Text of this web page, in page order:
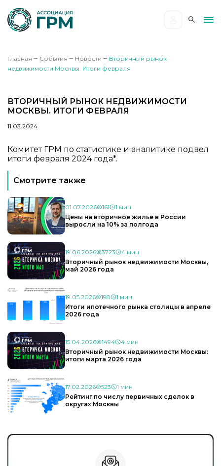
Главная ⭢ События ⭢ Новости ⭢ Вторичный рынок
недвижимости Москвы. Итоги февраля
ВТОРИЧНЫЙ РЫНОК НЕДВИЖИМОСТИ
МОСКВЫ. ИТОГИ ФЕВРАЛЯ
11.03.2024
Комитет ГРМ по статистике и аналитике подвел
итоги февраля 2024 года*.
Смотрите также
01.07.2026 161
1 мин
Цены на вторичное жилье в России
выросли на 10% за полгода
19.06.2026 3723
4 мин
Вторичный рынок недвижимости Москвы,
май 2026 года
19.05.2026 198
1 мин
Итоги ипотечного рынка столицы в апреле
2026 года
15.04.2026 1494
4 мин
Вторичный рынок недвижимости Москвы:
итоги марта 2026 года
17.02.2026 523
1 мин
Рейтинг по числу первичных сделок в
округах Москвы